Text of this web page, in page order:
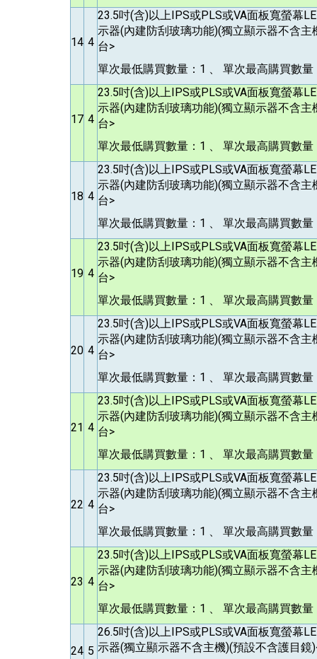
14 4
23.5吋(含)以上IPS或PLS或VA面板寬螢幕
示器(內建防刮玻璃功能)(獨立顯示器不含
台>
單次最低購買數量：1 、 單次最高購買數量
17 4
23.5吋(含)以上IPS或PLS或VA面板寬螢幕
示器(內建防刮玻璃功能)(獨立顯示器不含
台>
單次最低購買數量：1 、 單次最高購買數量
18 4
23.5吋(含)以上IPS或PLS或VA面板寬螢幕
示器(內建防刮玻璃功能)(獨立顯示器不含
台>
單次最低購買數量：1 、 單次最高購買數量
19 4
23.5吋(含)以上IPS或PLS或VA面板寬螢幕
示器(內建防刮玻璃功能)(獨立顯示器不含
台>
單次最低購買數量：1 、 單次最高購買數量
20 4
23.5吋(含)以上IPS或PLS或VA面板寬螢幕
示器(內建防刮玻璃功能)(獨立顯示器不含
台>
單次最低購買數量：1 、 單次最高購買數量
21 4
23.5吋(含)以上IPS或PLS或VA面板寬螢幕
示器(內建防刮玻璃功能)(獨立顯示器不含
台>
單次最低購買數量：1 、 單次最高購買數量
22 4
23.5吋(含)以上IPS或PLS或VA面板寬螢幕
示器(內建防刮玻璃功能)(獨立顯示器不含
台>
單次最低購買數量：1 、 單次最高購買數量
23 4
23.5吋(含)以上IPS或PLS或VA面板寬螢幕
示器(內建防刮玻璃功能)(獨立顯示器不含
台>
單次最低購買數量：1 、 單次最高購買數量
24 5
26.5吋(含)以上IPS或PLS或VA面板寬螢幕
示器(獨立顯示器不含主機)(預設不含護目